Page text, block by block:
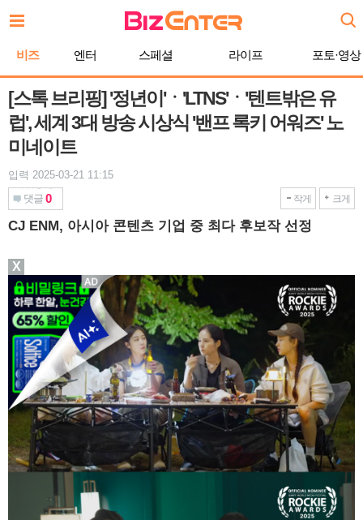
문
기
비즈 엔터 스페셜 라이프 포토·영상
[스톡 브리핑] '정년이'ㆍ'LTNS'ㆍ'텐트밖은 유
럽', 세계 3대 방송 시상식 '밴프 록키 어워즈' 노
미네이트
입력 2025-03-21 11:15
댓글 0 작게 크게
CJ ENM, 아시아 콘텐츠 기업 중 최다 후보작 선정
X